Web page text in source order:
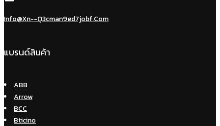
Info@xn--q3cman9ed7jobf.com
แบรนด์สินค้า
ABB
Arrow
BCC
Bticino